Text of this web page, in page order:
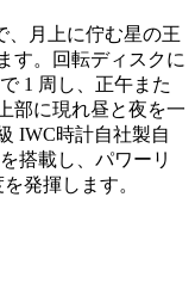
、月上に佇む星の王
す。回転ディスクに
1 周し、正午また
部に現れ昼と夜を一
IWC時計自社製自
搭載し、パワーリ
発揮します。